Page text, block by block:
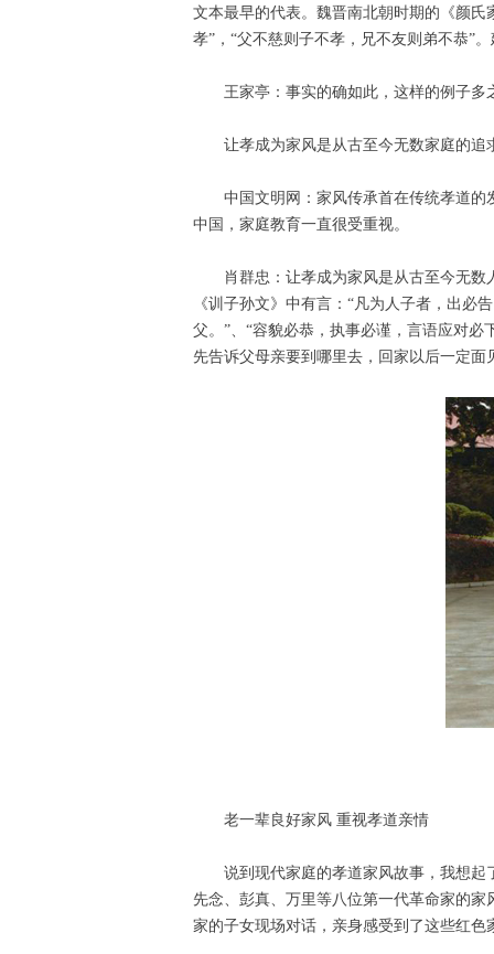
文本最早的代表。魏晋南北朝时期的《颜
孝”，“父不慈则子不孝，兄不友则弟不恭”
王家亭：事实的确如此，这样的例子
让孝成为家风是从古至今无数家庭的追
中国文明网：家风传承首在传统孝道
中国，家庭教育一直很受重视。
肖群忠：让孝成为家风是从古至今无
《训子孙文》中有言：“凡为人子者，出必
父。”、“容貌必恭，执事必谨，言语应对
先告诉父母亲要到哪里去，回家以后一定面
老一辈良好家风 重视孝道亲情
说到现代家庭的孝道家风故事，我想
先念、彭真、万里等八位第一代革命家的
家的子女现场对话，亲身感受到了这些红色